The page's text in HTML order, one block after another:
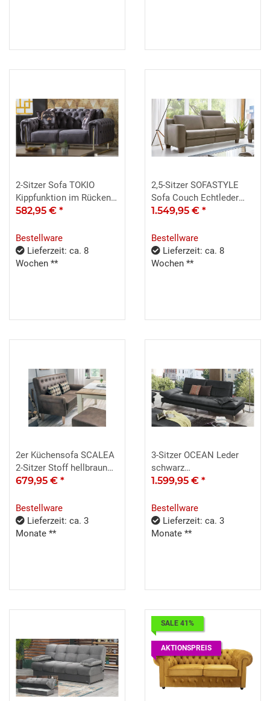
2-Sitzer Sofa TOKIO
Kippfunktion im Rücken
anthrazit 160x84
582,95 € *
Bestellware
Lieferzeit: ca. 8
Wochen **
2,5-Sitzer SOFASTYLE
Sofa Couch Echtleder
braun Hukla
1.549,95 € *
Bestellware
Lieferzeit: ca. 8
Wochen **
2er Küchensofa SCALEA
2-Sitzer Stoff hellbraun
Federkern inkl. Kissen
679,95 € *
Bestellware
Lieferzeit: ca. 3
Monate **
3-Sitzer OCEAN Leder
schwarz
Sitztiefenverstellung 246
1.599,95 € *
Bestellware
Lieferzeit: ca. 3
Monate **
SALE 41%
AKTIONSPREIS